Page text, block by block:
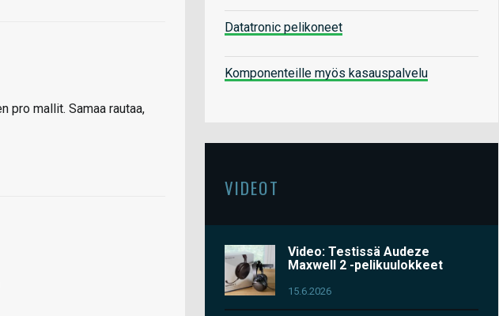
pro mallit. Samaa rautaa,
Datatronic pelikoneet
Komponenteille myös kasauspalvelu
VIDEOT
Video: Testissä Audeze
Maxwell 2 -pelikuulokkeet
15.6.2026